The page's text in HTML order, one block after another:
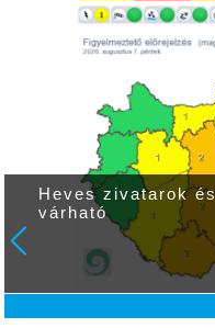
Heves zivatarok
várható